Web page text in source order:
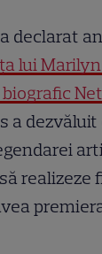
declarat
lui
a dezvăluit
realizeze